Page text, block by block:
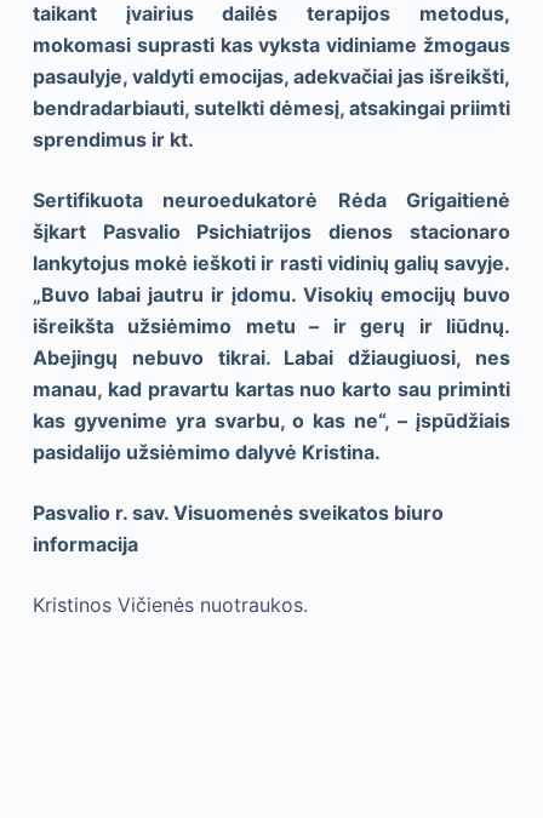
taikant įvairius dailės terapijos metodus,
mokomasi suprasti kas vyksta vidiniame žmogaus
pasaulyje, valdyti emocijas, adekvačiai jas išreikšti,
bendradarbiauti, sutelkti dėmesį, atsakingai priimti
sprendimus ir kt.
Sertifikuota neuroedukatorė Rėda Grigaitienė
šįkart Pasvalio Psichiatrijos dienos stacionaro
lankytojus mokė ieškoti ir rasti vidinių galių savyje.
„Buvo labai jautru ir įdomu. Visokių emocijų buvo
išreikšta užsiėmimo metu – ir gerų ir liūdnų.
Abejingų nebuvo tikrai. Labai džiaugiuosi, nes
manau, kad pravartu kartas nuo karto sau priminti
kas gyvenime yra svarbu, o kas ne“, – įspūdžiais
pasidalijo užsiėmimo dalyvė Kristina.
Pasvalio r. sav. Visuomenės sveikatos biuro
informacija
Kristinos Vičienės nuotraukos.